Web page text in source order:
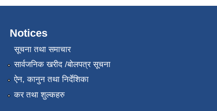
Notices
सूचना तथा समाचार
सार्वजनिक खरीद /बोलपत्र सूचना
ऐन, कानुन तथा निर्देशिका
कर तथा शुल्कहरु